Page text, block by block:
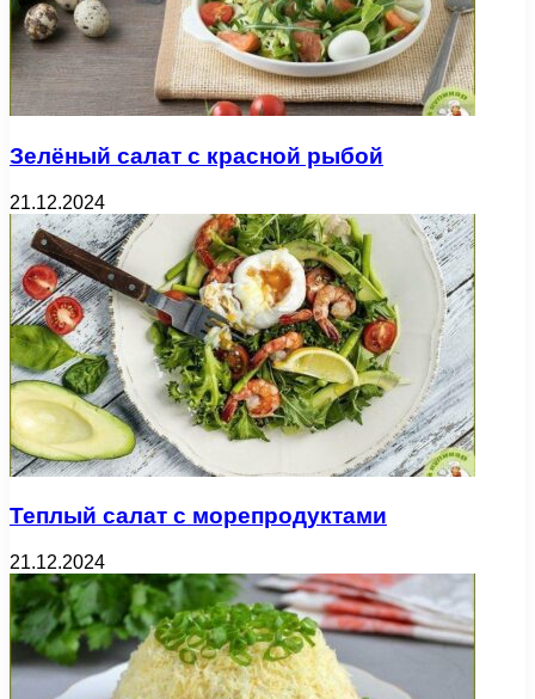
Зелёный салат с красной рыбой
21.12.2024
Теплый салат с морепродуктами
21.12.2024